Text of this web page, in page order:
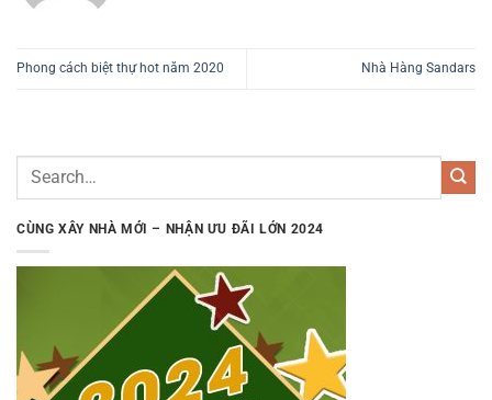
Phong cách biệt thự hot năm 2020 Nhà Hàng Sandars
CÙNG XÂY NHÀ MỚI – NHẬN ƯU ĐÃI LỚN 2024